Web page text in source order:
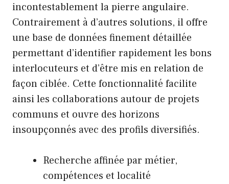
incontestablement la pierre angulaire.
Contrairement à d’autres solutions, il offre
une base de données finement détaillée
permettant d’identifier rapidement les bons
interlocuteurs et d’être mis en relation de
façon ciblée. Cette fonctionnalité facilite
ainsi les collaborations autour de projets
communs et ouvre des horizons
insoupçonnés avec des profils diversifiés.
Recherche affinée par métier,
compétences et localité